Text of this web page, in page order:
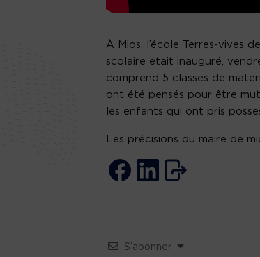
À Mios, l’école Terres-vives
scolaire était inauguré,
comprend 5 classes de
ont été pensés pour être
les enfants qui ont pris
Les précisions du maire de
S’abonner